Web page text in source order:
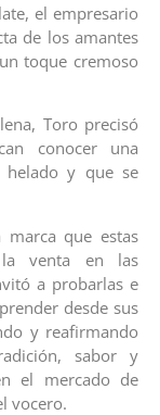
el empresario
de los amantes
toque cremoso
Toro precisó
conocer una
helado y que se
que estas
la venta en las
a probarlas e
desde sus
y reafirmando
sabor y
el mercado de
vocero.